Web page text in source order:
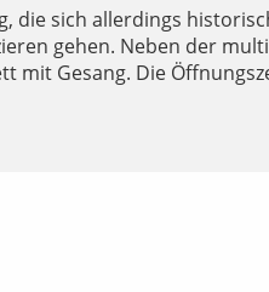
die sich allerdings
gehen. Neben der
Gesang. Die